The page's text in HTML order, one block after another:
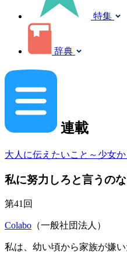
特集
辞典
連載
大人に伝えたいこと～少女
私に努力しろと言うの
第41回
Colabo （一般社団法人）
私は、幼い頃から家族が嫌い